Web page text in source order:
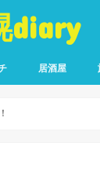
diary
居酒屋